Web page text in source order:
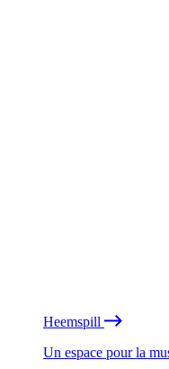
Heemspill
Un espace pour la